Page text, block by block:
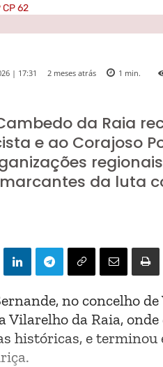
| 17:31 2 meses atrás 1 min.
da Raia
e ao Corajoso
da luta
no concelho
Vilarelho da Raia,
históricas, e terminou